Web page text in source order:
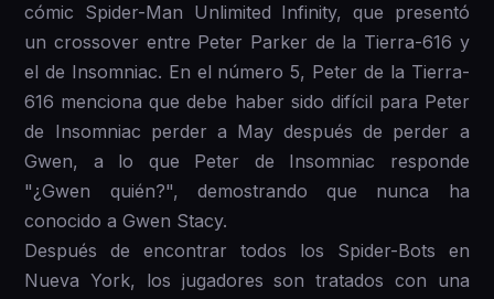
cómic Spider-Man Unlimited Infinity, que presentó
un crossover entre Peter Parker de la Tierra-616 y
el de Insomniac. En el número 5, Peter de la Tierra-
616 menciona que debe haber sido difícil para Peter
de Insomniac perder a May después de perder a
Gwen, a lo que Peter de Insomniac responde
"¿Gwen quién?", demostrando que nunca ha
conocido a Gwen Stacy.
Después de encontrar todos los Spider-Bots en
Nueva York, los jugadores son tratados con una